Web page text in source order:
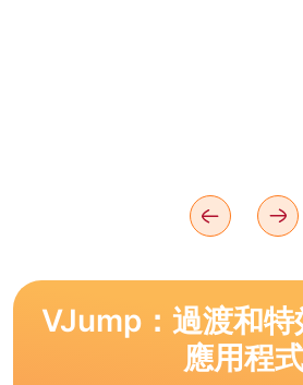
VJump：過渡和特
應用程